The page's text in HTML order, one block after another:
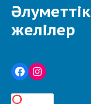
Әлуметтік
желілер